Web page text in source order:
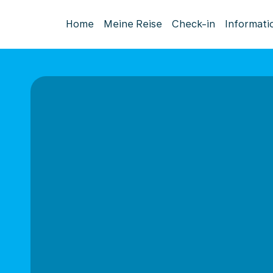
Home Meine Reise Check-in